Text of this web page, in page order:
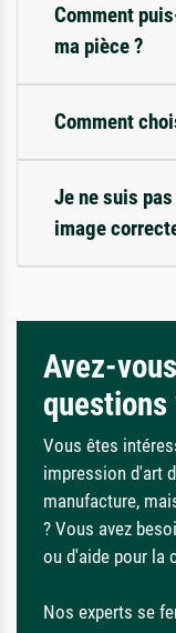
Comment
ma pièce ?
Comment
Je ne suis
image
Avez-
questions
Vous êtes
impression d'art
manufacture,
? Vous avez
ou d'aide pour la
Nos experts se